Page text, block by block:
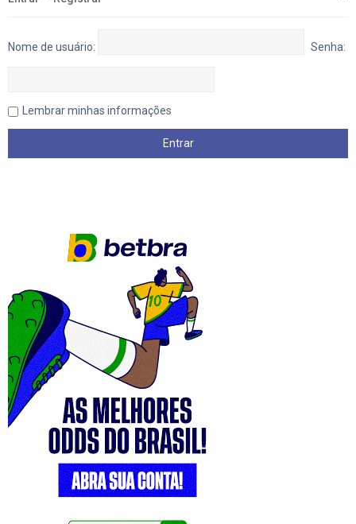
Nome de usuário: Senha:
Lembrar minhas informações